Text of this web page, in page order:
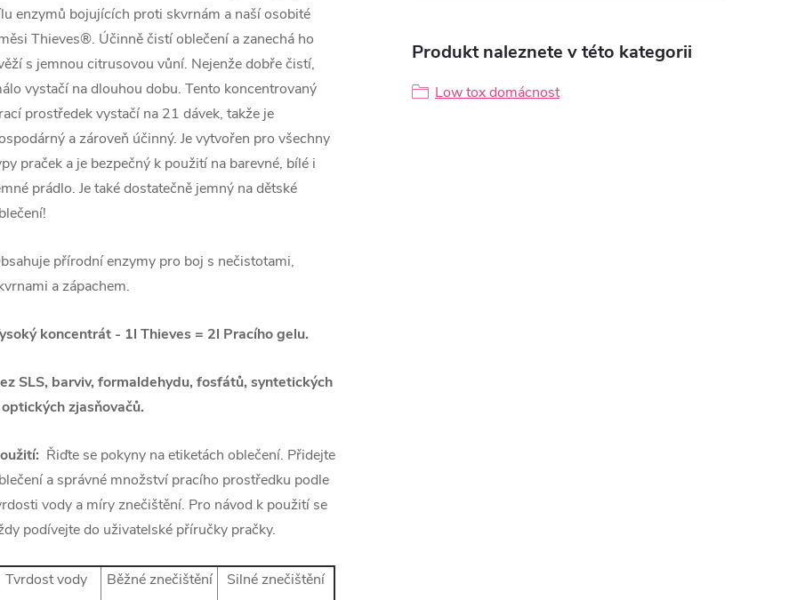
enzymů bojujících proti skvrnám a naší osobité
Thieves®. Účinně čistí oblečení a zanechá ho
s jemnou citrusovou vůní. Nejenže dobře čistí,
vystačí na dlouhou dobu. Tento koncentrovaný
prostředek vystačí na 21 dávek, takže je
a zároveň účinný. Je vytvořen pro všechny
praček a je bezpečný k použití na barevné, bílé i
prádlo. Je také dostatečně jemný na dětské
přírodní enzymy pro boj s nečistotami,
a zápachem.
koncentrát - 1l Thieves = 2l Pracího gelu.
SLS, barviv, formaldehydu, fosfátů, syntetických
zjasňovačů.
Řiďte se pokyny na etiketách oblečení. Přidejte
a správné množství pracího prostředku podle
vody a míry znečištění. Pro návod k použití se
podívejte do uživatelské příručky pračky.
Tvrdost vody Běžné znečištění Silné znečištění
Produkt naleznete v této kategorii
Low tox domácnost